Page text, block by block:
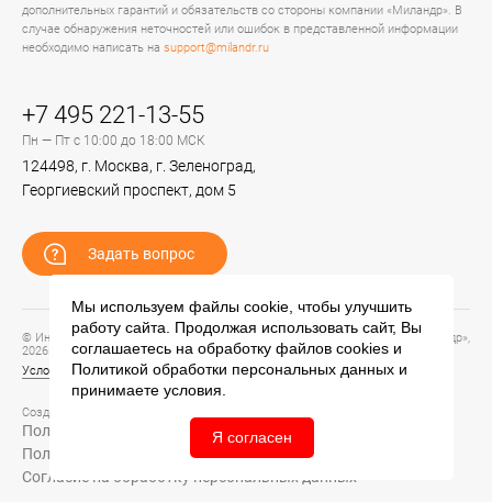
дополнительных гарантий и обязательств со стороны компании «Миландр». В
случае обнаружения неточностей или ошибок в представленной информации
необходимо написать на support@milandr.ru
+7 495 221-13-55
Пн — Пт с 10:00 до 18:00 МСК
124498, г. Москва, г. Зеленоград,
Георгиевский проспект, дом 5
Задать вопрос
© Информационный портал технической поддержки ЦП ИС АО «ПКК Миландр»,
2026
Условия предоставления и использования информации
Создание сайта –
Политика обработки персональных данных
Политика конфиденциальности
Согласие на обработку персональных данных
Мы используем файлы cookie, чтобы улучшить
работу сайта. Продолжая использовать сайт, Вы
соглашаетесь на обработку файлов cookies и
Политикой обработки персональных данных и
принимаете условия.
Я согласен